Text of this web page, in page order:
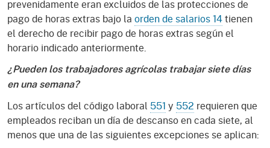
prevenidamente eran excluidos de las protecciones de
pago de horas extras bajo la orden de salarios 14tienen
el derecho de recibir pago de horas extras según el
horario indicado anteriormente.
¿Pueden los trabajadores agrícolas trabajar siete días
en una semana?
Los artículos del código laboral 551 y 552 requieren que
empleados reciban un día de descanso en cada siete, al
menos que una de las siguientes excepciones se aplican: